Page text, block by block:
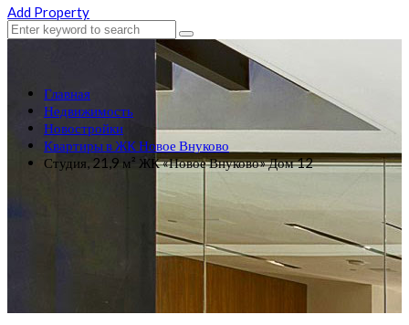
Add Property
Главная
Недвижимость
Новостройки
Квартиры в ЖК Новое Внуково
Студия, 21,9 м² ЖК «Новое Внуково» Дом 12